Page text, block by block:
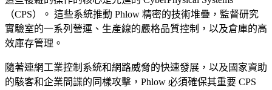
（CPS）。 這些系統推動 Phlow 精密的技術堆疊，監督研究
實驗室的一系列營運、生產線的嚴格品質控制，以及倉庫的高
效庫存管理。
隨著連網工業控制系統和網路威脅的快速發展，以及國家資助
的駭客和企業間諜的同樣攻擊，Phlow 必須確保其重要 CPS